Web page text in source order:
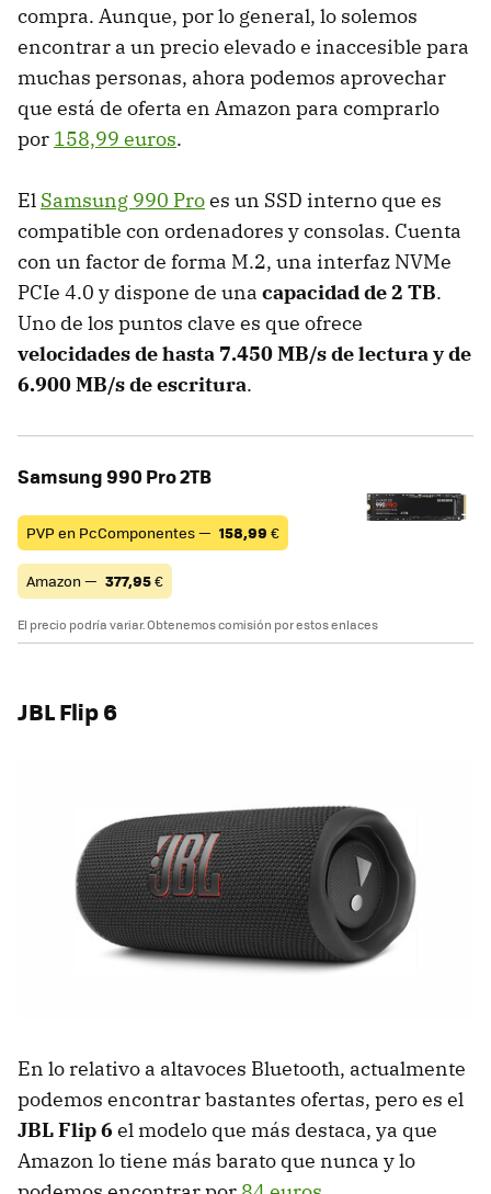
compra. Aunque, por lo general, lo solemos
encontrar a un precio elevado e inaccesible para
muchas personas, ahora podemos aprovechar
que está de oferta en Amazon para comprarlo
por 158,99 euros.
El Samsung 990 Proes un SSD interno que es
compatible con ordenadores y consolas. Cuenta
con un factor de forma M.2, una interfaz NVMe
PCIe 4.0 y dispone de una capacidad de 2 TB.
Uno de los puntos clave es que ofrece
velocidades de hasta 7.450 MB/s de lectura y de
6.900 MB/s de escritura.
Samsung 990 Pro 2TB
PVP en PcComponentes — 158,99 €
Amazon — 377,95€
El precio podría variar. Obtenemos comisión por estos enlaces
JBL Flip 6
En lo relativo a altavoces Bluetooth, actualmente
podemos encontrar bastantes ofertas, pero es el
JBL Flip 6 el modelo que más destaca, ya que
Amazon lo tiene más barato que nunca y lo